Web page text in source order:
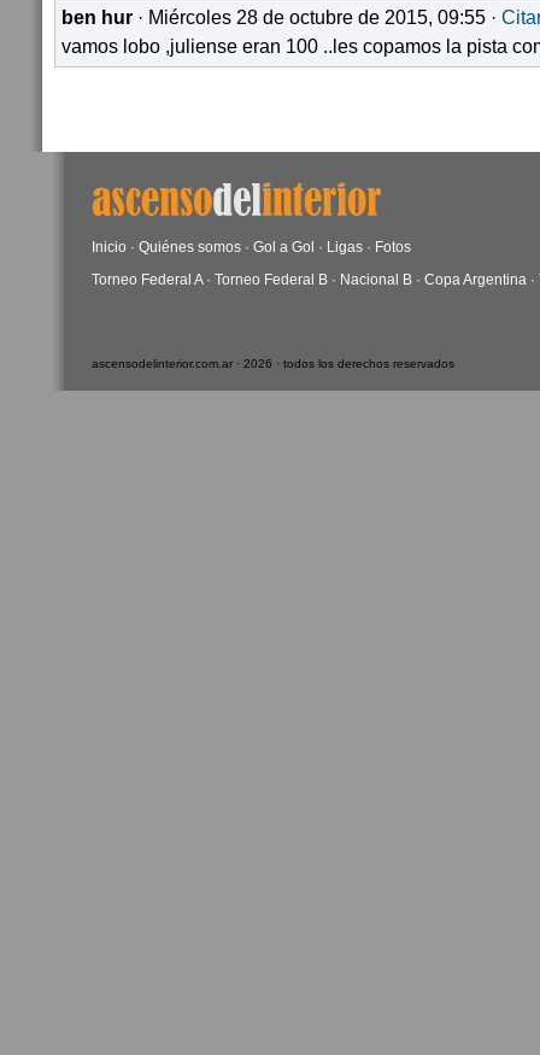
ben hur · Miércoles 28 de octubre de 2015, 09:55 ·
vamos lobo ,juliense eran 100 ..les copamos la pista
Inicio · Quiénes somos · Gol a Gol · Ligas · Fotos
Torneo Federal A· Torneo Federal B · Nacional B · Copa Argentina ·
ascensodelinterior.com.ar · 2026 · todos los derechos reservados